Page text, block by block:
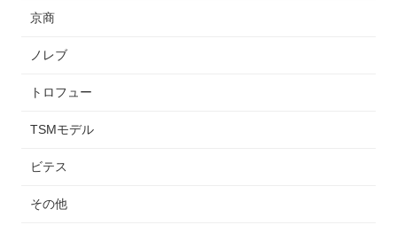
京商
ノレブ
トロフュー
TSMモデル
ビテス
その他